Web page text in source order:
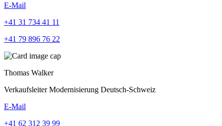
E-Mail
+41 31 734 41 11
+41 79 896 76 22
Thomas Walker
Verkaufsleiter Modernisierung Deutsch-Schweiz
E-Mail
+41 62 312 39 99